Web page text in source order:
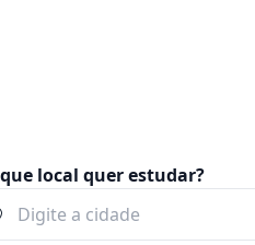
local quer estudar?